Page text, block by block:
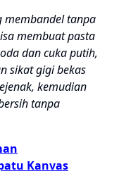
membandel tanpa
membuat pasta
dan cuka putih,
sikat gigi bekas
kemudian
tanpa
Kanvas